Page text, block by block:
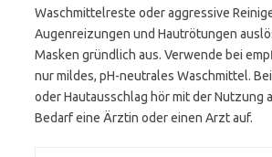
Waschmittelreste oder aggressive
Augenreizungen und Hautrötungen
Masken gründlich aus. Verwende bei
nur mildes, pH-neutrales Waschmittel.
oder Hautausschlag hör mit der Nutzung
Bedarf eine Ärztin oder einen Arzt auf.